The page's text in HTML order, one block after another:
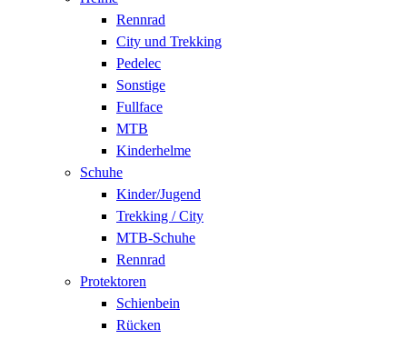
Rennrad
City und Trekking
Pedelec
Sonstige
Fullface
MTB
Kinderhelme
Schuhe
Kinder/Jugend
Trekking / City
MTB-Schuhe
Rennrad
Protektoren
Schienbein
Rücken